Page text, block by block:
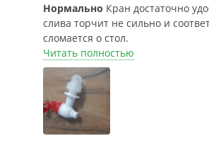
Нормально Кран достаточно
слива торчит не сильно и
сломается о стол.
Читать полностью